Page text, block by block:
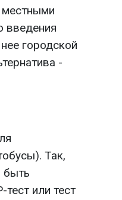
местными
введения
городской
-
Так,
быть
или тест